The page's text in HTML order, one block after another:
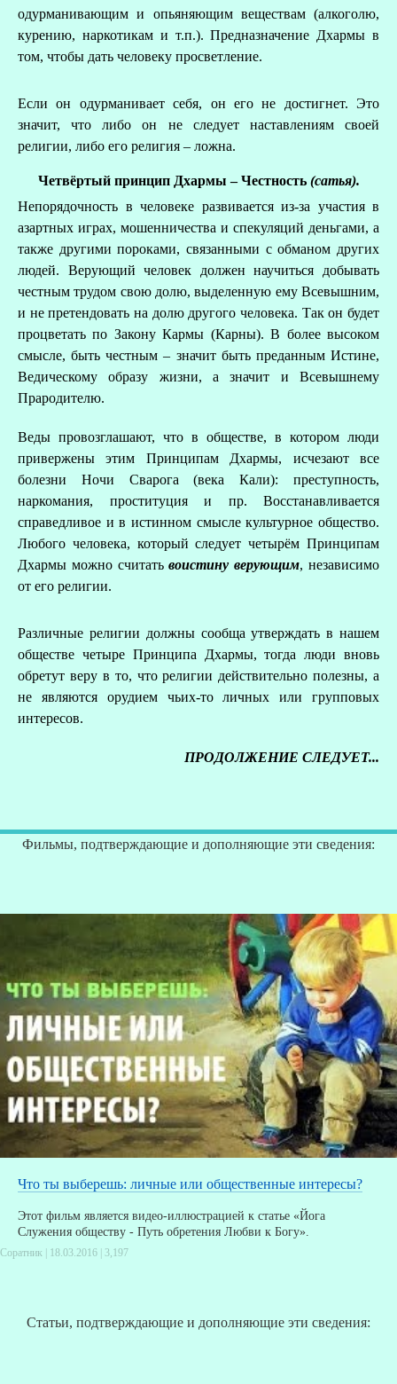
одурманивающим и опьяняющим веществам (алкоголю,
курению, наркотикам и т.п.). Предназначение Дхармы в
том, чтобы дать человеку просветление.
Если он одурманивает себя, он его не достигнет. Это
значит, что либо он не следует наставлениям своей
религии, либо его религия – ложна.
Четвёртый принцип Дхармы – Честность (сатья).
Непорядочность в человеке развивается из-за участия в
азартных играх, мошенничества и спекуляций деньгами, а
также другими пороками, связанными с обманом других
людей. Верующий человек должен научиться добывать
честным трудом свою долю, выделенную ему Всевышним,
и не претендовать на долю другого человека. Так он будет
процветать по Закону Кармы (Карны). В более высоком
смысле, быть честным – значит быть преданным Истине,
Ведическому образу жизни, а значит и Всевышнему
Прародителю.
Веды провозглашают, что в обществе, в котором люди
привержены этим Принципам Дхармы, исчезают все
болезни Ночи Сварога (века Кали): преступность,
наркомания, проституция и пр. Восстанавливается
справедливое и в истинном смысле культурное общество.
Любого человека, который следует четырём Принципам
Дхармы можно считатьвоистину верующим, независимо
от его религии.
Различные религии должны сообща утверждать в нашем
обществе четыре Принципа Дхармы, тогда люди вновь
обретут веру в то, что религии действительно полезны, а
не являются орудием чьих-то личных или групповых
интересов.
ПРОДОЛЖЕНИЕ СЛЕДУЕТ...
Фильмы, подтверждающие и дополняющие эти сведения:
Что ты выберешь: личные или общественные интересы?
Этот фильм является видео-иллюстрацией к статье «Йога
Служения обществу - Путь обретения Любви к Богу».
Соратник | 18.03.2016 | 3,197
Статьи, подтверждающие и дополняющие эти сведения: